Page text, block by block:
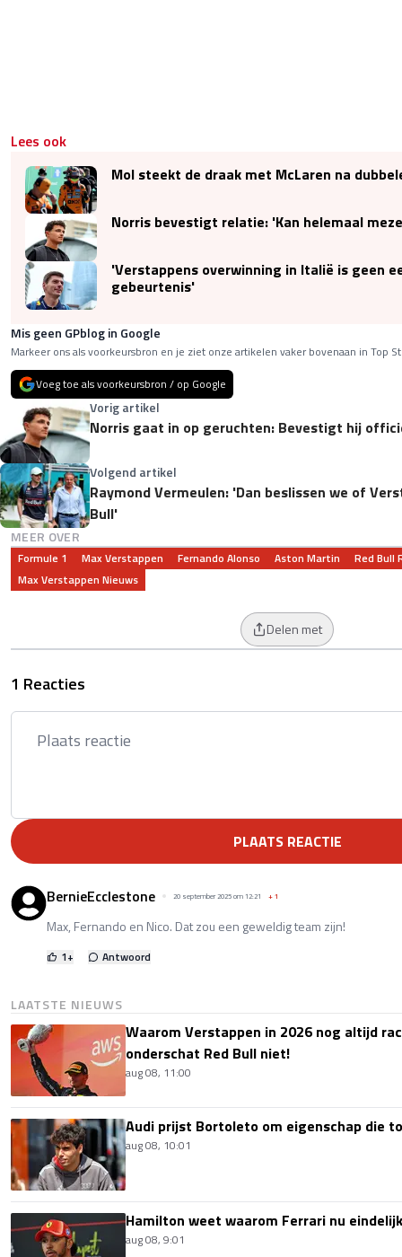
Lees ook
Mol steekt de draak met McLaren na
Norris bevestigt relatie: 'Kan helemaal
'Verstappens overwinning in Italië is geen
gebeurtenis'
Mis geen GPblog in Google
Markeer ons als voorkeursbron en je ziet onze artikelen vaker bovenaan in Top
Voeg toe als voorkeursbron / op Google
Vorig artikel
Norris gaat in op geruchten: Bevestigt hij
Volgend artikel
Raymond Vermeulen: 'Dan beslissen we of
Bull'
MEER OVER
Formule 1 Max Verstappen Fernando Alonso Aston Martin
Red Bull
Max Verstappen Nieuws
Delen met
1 Reacties
PLAATS REACTIE
BernieEcclestone 20 september 2025 om 12:21 +1
Max, Fernando en Nico. Dat zou een geweldig team zijn!
1+ Antwoord
LAATSTE NIEUWS
Waarom Verstappen in 2026 nog altijd
onderschat Red Bull niet!
aug 08, 11:00
Audi prijst Bortoleto om eigenschap die
aug 08, 10:01
Hamilton weet waarom Ferrari nu
aug 08, 9:01